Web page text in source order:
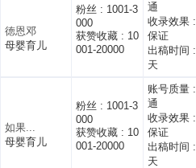
徳恩邓
母婴育儿
粉丝 : 1001-3
000
获赞收藏 : 10
001-20000
通
收录效果 :
保证
出稿时间 :
天
如果...
母婴育儿
粉丝 : 1001-3
000
获赞收藏 : 10
001-20000
账号质量 :
通
收录效果 :
保证
出稿时间 :
天